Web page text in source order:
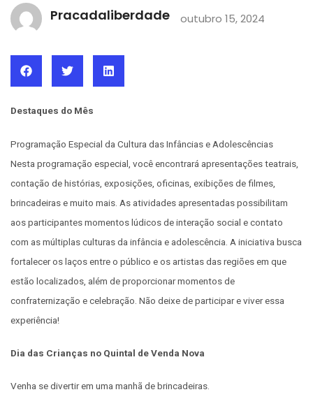
Pracadaliberdade outubro 15, 2024
Destaques do Mês
Programação Especial da Cultura das Infâncias e Adolescências
Nesta programação especial, você encontrará apresentações teatrais,
contação de histórias, exposições, oficinas, exibições de filmes,
brincadeiras e muito mais. As atividades apresentadas possibilitam
aos participantes momentos lúdicos de interação social e contato
com as múltiplas culturas da infância e adolescência. A iniciativa busca
fortalecer os laços entre o público e os artistas das regiões em que
estão localizados, além de proporcionar momentos de
confraternização e celebração. Não deixe de participar e viver essa
experiência!
Dia das Crianças no Quintal de Venda Nova
Venha se divertir em uma manhã de brincadeiras.